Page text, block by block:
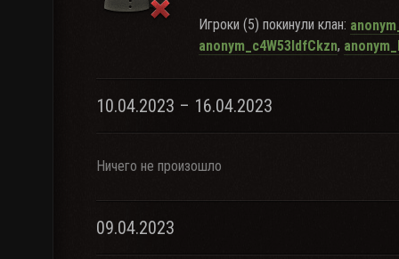
Игроки (5) покинули клан:
anonym_c4W53ldfCkzn,
10.04.2023 – 16.04.2023
Ничего не произошло
09.04.2023